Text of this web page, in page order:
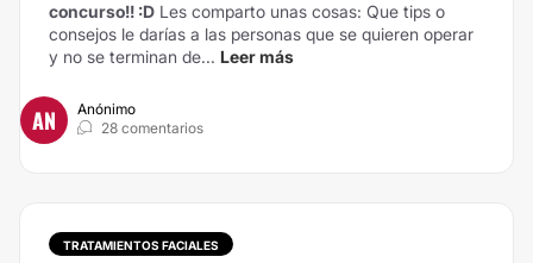
concurso!! :D Les comparto unas cosas: Que tips o
consejos le darías a las personas que se quieren operar
y no se terminan de... Leer más
AN
Anónimo
28 comentarios
TRATAMIENTOS FACIALES